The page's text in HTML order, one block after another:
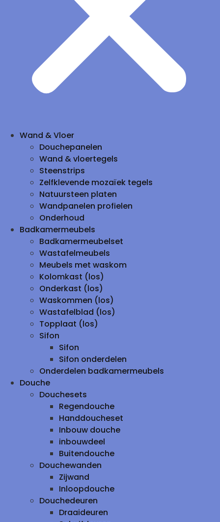
Wand & Vloer
Douchepanelen
Wand & vloertegels
Steenstrips
Zelfklevende mozaïek tegels
Natuursteen platen
Wandpanelen profielen
Onderhoud
Badkamermeubels
Badkamermeubelset
Wastafelmeubels
Meubels met waskom
Kolomkast (los)
Onderkast (los)
Waskommen (los)
Wastafelblad (los)
Topplaat (los)
Sifon
Sifon
Sifon onderdelen
Onderdelen badkamermeubels
Douche
Douchesets
Regendouche
Handdoucheset
Inbouw douche
inbouwdeel
Buitendouche
Douchewanden
Zijwand
Inloopdouche
Douchedeuren
Draaideuren